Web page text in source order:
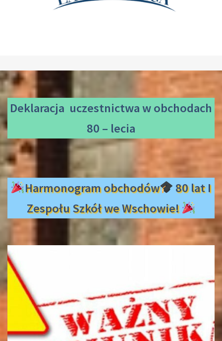
Deklaracja uczestnictwaw obchodach
80 – lecia
Harmonogram obchodów
80 lat I
Zespołu Szkół we Wschowie!